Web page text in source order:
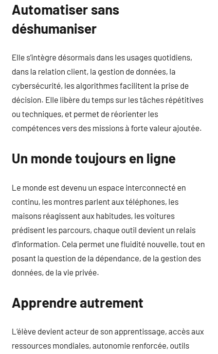
Automatiser sans
déshumaniser
Elle s’intègre désormais dans les usages quotidiens,
dans la relation client, la gestion de données, la
cybersécurité, les algorithmes facilitent la prise de
décision. Elle libère du temps sur les tâches répétitives
ou techniques, et permet de réorienter les
compétences vers des missions à forte valeur ajoutée.
Un monde toujours en ligne
Le monde est devenu un espace interconnecté en
continu, les montres parlent aux téléphones, les
maisons réagissent aux habitudes, les voitures
prédisent les parcours, chaque outil devient un relais
d’information. Cela permet une fluidité nouvelle, tout en
posant la question de la dépendance, de la gestion des
données, de la vie privée.
Apprendre autrement
L’élève devient acteur de son apprentissage, accès aux
ressources mondiales, autonomie renforcée, outils